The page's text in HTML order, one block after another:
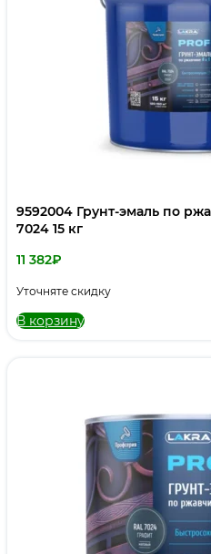
9592004 Грунт-эмаль по
7024 15 кг
11 382₽
Уточняте скидку
В корзину